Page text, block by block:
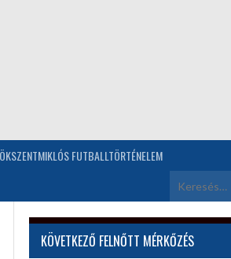
FUTBALLTÖRTÉNELEM
KÖVETKEZŐ FELNŐTT MÉRKŐZÉS